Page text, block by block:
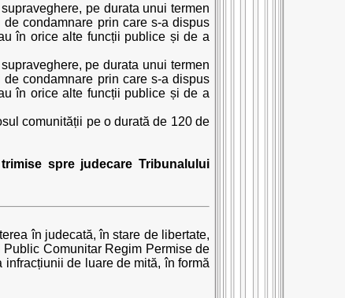
pe durata unui termen
condamnare prin care s-a dispus
în orice alte funcții publice și de a
pe durata unui termen
condamnare prin care s-a dispus
în orice alte funcții publice și de a
comunității pe o durată de 120 de
spre judecare Tribunalului
în judecată, în stare de libertate,
Comunitar Regim Permise de
de luare de mită, în formă